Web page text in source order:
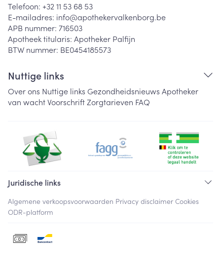
Telefoon: +32 11 53 68 53
E-mailadres: info@apothekervalkenborg.be
APB nummer: 716503
Apotheek titularis: Apotheker Palfijn
BTW nummer: BE0454185573
Nuttige links
Over ons Nuttige links Gezondheidsnieuws Apotheker
van wachtVoorschriftZorgtarieven FAQ
Juridische links
Algemene verkoopsvoorwaarden Privacy disclaimer Cookies
ODR-platform